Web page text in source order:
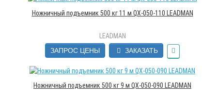
Ножничный подъемник 500 кг 11 м QX-050-110 LEADMAN
LEADMAN
ЗАПРОС ЦЕНЫ
ЗАКАЗАТЬ
Ножничный подъемник 500 кг 9 м QX-050-090 LEADMAN